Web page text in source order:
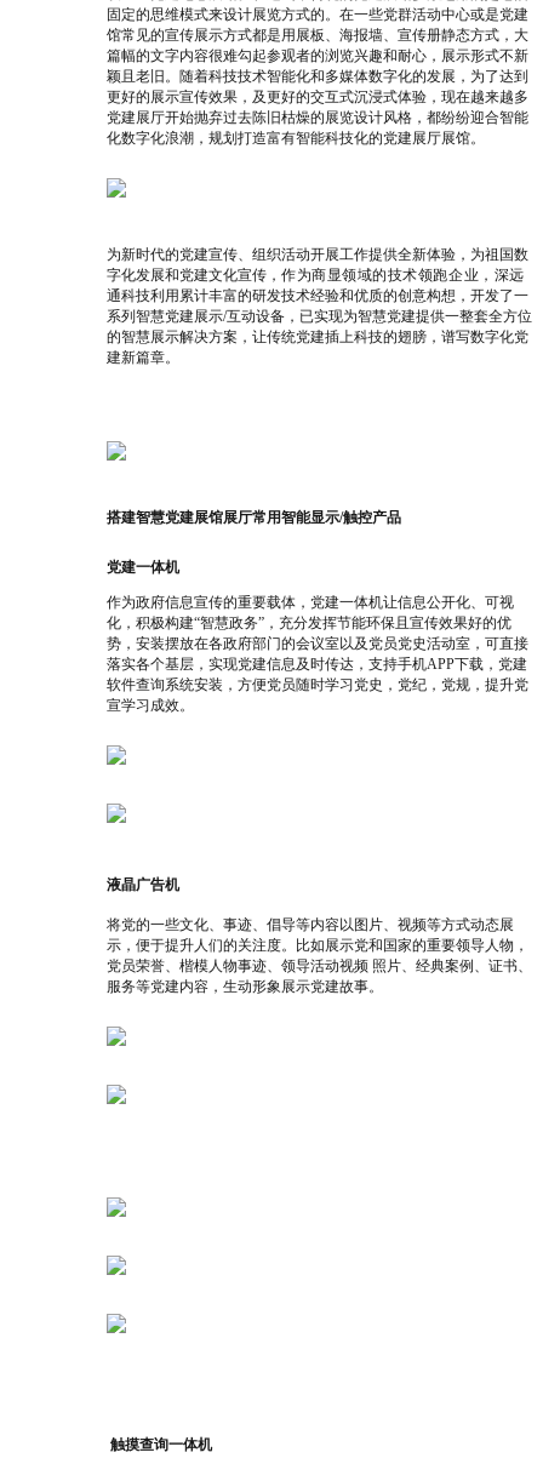
固定的思维模式来设计展览方式的。在一些党群活动中心或是党建
馆常见的宣传展示方式都是用展板、海报墙、宣传册静态方式，大
篇幅的文字内容很难勾起参观者的浏览兴趣和耐心，展示形式不新
颖且老旧。随着科技技术智能化和多媒体数字化的发展，为了达到
更好的展示宣传效果，及更好的交互式沉浸式体验，现在越来越多
党建展厅开始抛弃过去陈旧枯燥的展览设计风格，都纷纷迎合智能
化数字化浪潮，规划打造富有智能科技化的党建展厅展馆。
为新时代的党建宣传、组织活动开展工作提供全新体验，为祖国数
字化发展和党建文化宣传， 作为商显领域的技术领跑企业， 深远
通科技利用累计丰富的研发技术经验和优质的创意构想，开发了一
系列智慧党建展示/互动设备，已实现为智慧党建提供一整套全方位
的智慧展示解决方案，让传统党建插上科技的翅膀，谱写数字化党
建新篇章。
搭建智慧党建展馆展厅常用智能显示/触控产品
党建一体机
作为政府信息宣传的重要载体，党建一体机让信息公开化、可视
化，积极构建“智慧政务”，充分发挥节能环保且宣传效果好的优
势，安装摆放在各政府部门的会议室以及党员党史活动室，可直接
落实各个基层，实现党建信息及时传达，支持手机APP下载，党建
软件查询系统安装，方便党员随时学习党史，党纪，党规，提升党
宣学习成效。
液晶广告机
将党的一些文化、事迹、倡导等内容以图片、视频等方式动态展
示，便于提升人们的关注度。比如展示党和国家的重要领导人物，
党员荣誉、楷模人物事迹、领导活动视频 照片、经典案例、证书、
服务等党建内容，生动形象展示党建故事。
触摸查询一体机